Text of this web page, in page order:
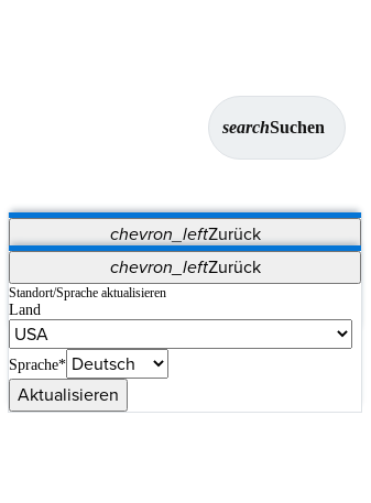
searchSuchen
chevron_leftZurück
Vet Systems OrthoPedia Patient
Supplier Portal
Synergy-Bildgebung und -Resektion
chevron_leftZurück
Standort/Sprache aktualisieren
Land
Sprache*
Aktualisieren